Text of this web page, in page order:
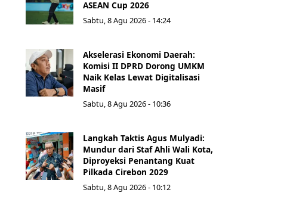
ASEAN Cup 2026
Sabtu, 8 Agu 2026 - 14:24
Akselerasi Ekonomi Daerah:
Komisi II DPRD Dorong UMKM
Naik Kelas Lewat Digitalisasi
Masif
Sabtu, 8 Agu 2026 - 10:36
Langkah Taktis Agus Mulyadi:
Mundur dari Staf Ahli Wali Kota,
Diproyeksi Penantang Kuat
Pilkada Cirebon 2029
Sabtu, 8 Agu 2026 - 10:12